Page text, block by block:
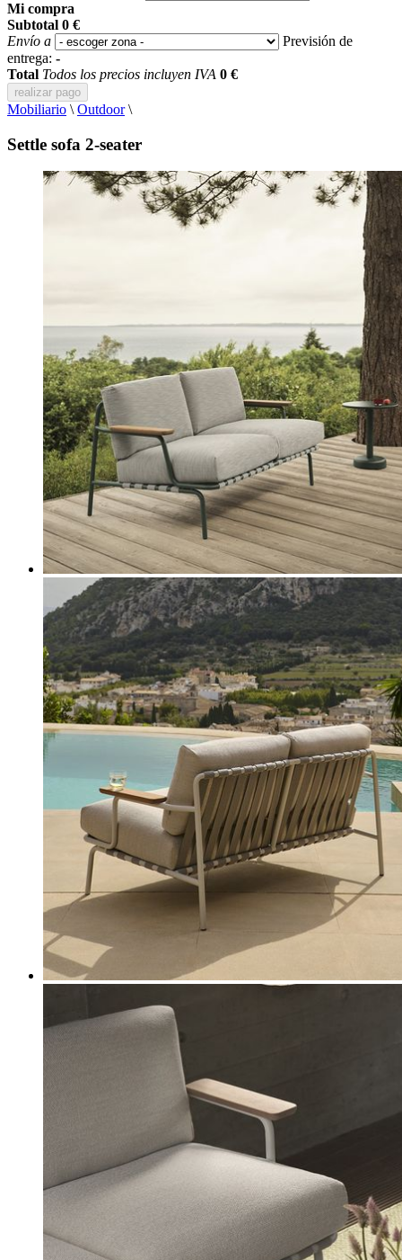
Mi compra
Subtotal 0 €
Envío a
Previsión de
entrega: -
Total Todos los precios incluyen IVA 0 €
realizar pago
Mobiliario \ Outdoor\
Settle sofa 2-seater